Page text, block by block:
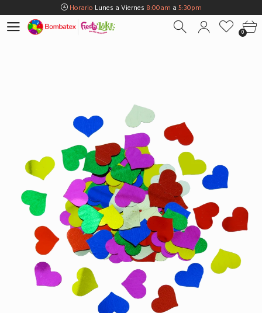
Horario Lunes a Viernes 8:00am a 5:30pm
HorarioSábados
5:00pm
Domingos y Fest.9:00am
0